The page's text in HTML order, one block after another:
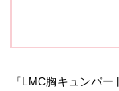
『LMC胸キュンパ